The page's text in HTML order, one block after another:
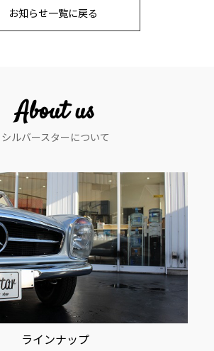
お知らせ一覧に戻る
About us
シルバースターについて
ラインナップ